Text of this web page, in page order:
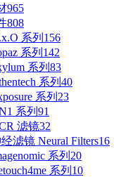
965
808
系列 156
系列 142
系列 83
系列 40
系列 23
系列 91
滤镜32
滤镜 Neural Filters16
系列 20
系列 10